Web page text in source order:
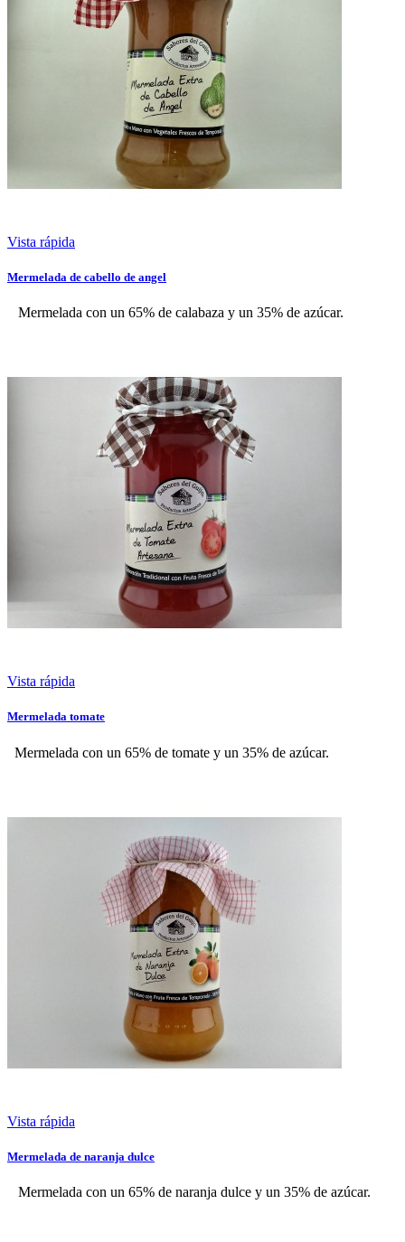
Vista rápida
Mermelada de cabello de angel
Mermelada con un 65% de calabaza y un 35% de azúcar.
Vista rápida
Mermelada tomate
Mermelada con un 65% de tomate y un 35% de azúcar.
Vista rápida
Mermelada de naranja dulce
Mermelada con un 65% de naranja dulce y un 35% de azúcar.